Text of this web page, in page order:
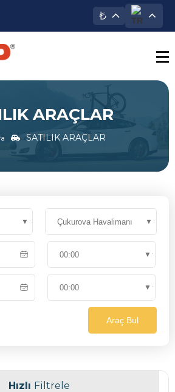
₺
ARAÇLAR
SATILIK ARAÇLAR
Araç Bul
Hızlı Filtrele